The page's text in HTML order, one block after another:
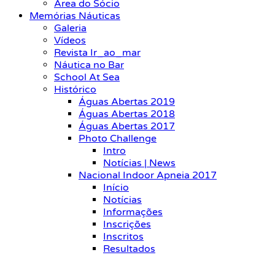
Área do Sócio
Memórias Náuticas
Galeria
Vídeos
Revista Ir_ao_mar
Náutica no Bar
School At Sea
Histórico
Águas Abertas 2019
Águas Abertas 2018
Águas Abertas 2017
Photo Challenge
Intro
Notícias | News
Nacional Indoor Apneia 2017
Início
Notícias
Informações
Inscrições
Inscritos
Resultados